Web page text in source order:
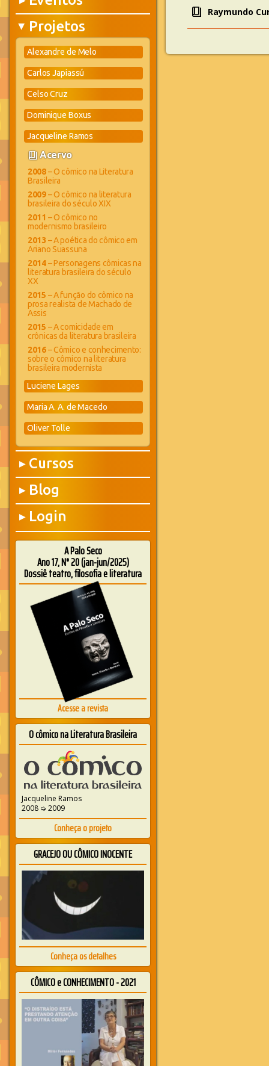
▶ Projetos
Alexandre de Melo
Carlos Japiassú
Celso Cruz
Dominique Boxus
Jacqueline Ramos
book_4Acervo
2008– O cômico na Literatura
Brasileira
2009– O cômico na literatura
brasileira do século XIX
2011 – O cômico no
modernismo brasileiro
2013 – A poética do cômico em
Ariano Suassuna
2014– Personagens cômicas na
literatura brasileira do século
XX
2015 – A função do cômico na
prosa realista de Machado de
Assis
2015 – A comicidade em
crônicas da literatura brasileira
2016– Cômico e conhecimento:
sobre o cômico na literatura
brasileira modernista
Luciene Lages
Maria A. A. de Macedo
Oliver Tolle
▶ Cursos
▶ Blog
▶ Login
A Palo Seco
Ano 17, N° 20 (jan-jun/2025)
Dossiê teatro, filosofia e literatura
Acesse a revista
O cômico na Literatura Brasileira
Jacqueline Ramos
2008 ➭ 2009
Conheça o projeto
GRACEJO OU CÔMICO INOCENTE
Conheça os detalhes
CÔMICO e CONHECIMENTO - 2021
book_4 Raymundo